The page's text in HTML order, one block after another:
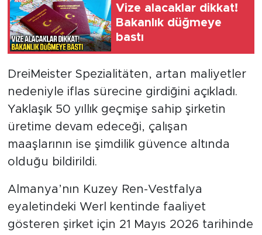
Vize alacaklar dikkat!
Bakanlık düğmeye
bastı
DreiMeister Spezialitäten, artan maliyetler
nedeniyle iflas sürecine girdiğini açıkladı.
Yaklaşık 50 yıllık geçmişe sahip şirketin
üretime devam edeceği, çalışan
maaşlarının ise şimdilik güvence altında
olduğu bildirildi.
Almanya’nın Kuzey Ren-Vestfalya
eyaletindeki Werl kentinde faaliyet
gösteren şirket için 21 Mayıs 2026 tarihinde